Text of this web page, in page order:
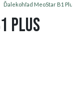
Ďalekohľad MeoStar B1 Plus
Plus